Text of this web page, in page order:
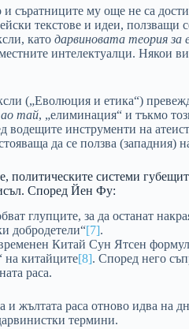
съратниците му още не са
текстове и идеи,
като дарвиновата теория за
интелектуалци. Някои
(„Еволюция и етика“)
тай, „елиминация“ и тъкмо
водещите инструменти на
да се ползва (западния)
политическите системи
Според Йен Фу:
глупците, за да останат
добродетели“[7].
Китай Сун Ятсен
на китайците[8]. Според него
раса.
и жълтата раса отново идва на
термини.